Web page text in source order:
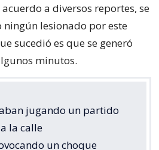
a diversos reportes, se
lesionado por este
sucedió es que se generó
minutos.
jugando un partido
la calle
un choque